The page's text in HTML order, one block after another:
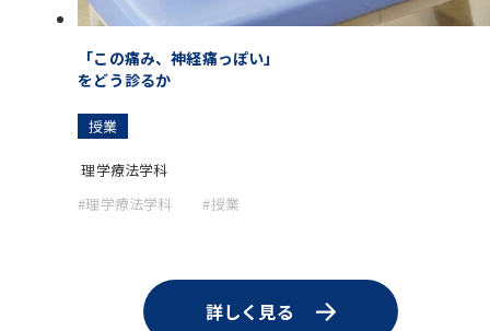
「この痛み、神経痛っぽい」
をどう診るか
授業
理学療法学科
#理学療法学科
#授業
詳しく見る